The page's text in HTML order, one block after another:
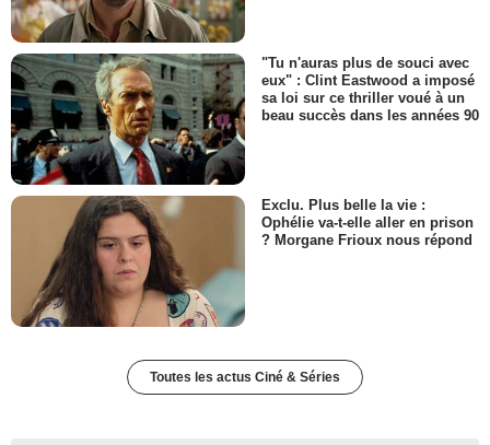
"Tu n'auras plus de souci avec
eux" : Clint Eastwood a imposé
sa loi sur ce thriller voué à un
beau succès dans les années 90
Exclu. Plus belle la vie :
Ophélie va-t-elle aller en prison
? Morgane Frioux nous répond
Toutes les actus Ciné & Séries